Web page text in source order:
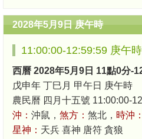
2028年5月9日 庚午時
11:00:00-12:59:59 庚午
西曆 2028年5月9日 11點0分-
戊申年 丁巳月 甲午日 庚午時
農民曆 四月十五號 11:00:00-
沖： 沖鼠， 煞方： 煞北， 時沖：
星神： 天兵 喜神 唐符 貪狼